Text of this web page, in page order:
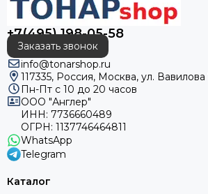
+7(495) 198-05-58
Заказать звонок
info@tonarshop.ru
117335, Россия, Москва, ул.
Пн-Пт с 10 до 20 часов
ООО "Англер"
ИНН: 7736660489
ОГРН: 1137746464811
WhatsApp
Telegram
Каталог